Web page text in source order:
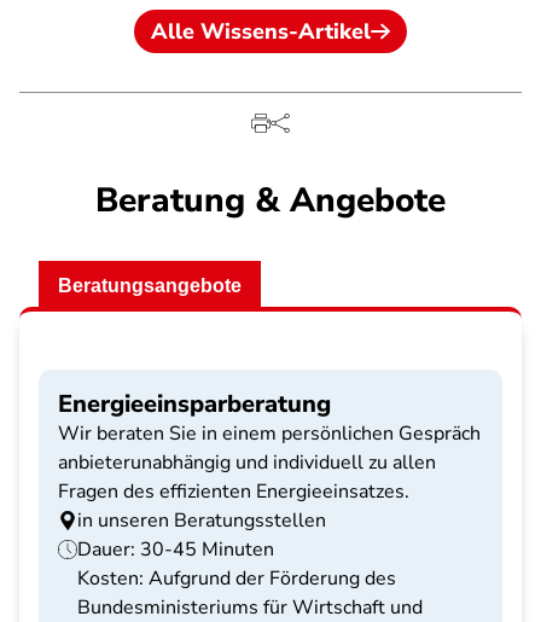
Alle Wissens-Artikel
Beratung & Angebote
Beratungsangebote
Energieeinsparberatung
Wir beraten Sie in einem persönlichen Gespräch
anbieterunabhängig und individuell zu allen
Fragen des effizienten Energieeinsatzes.
in unseren Beratungsstellen
Dauer: 30-45 Minuten
Kosten: Aufgrund der Förderung des
Bundesministeriums für Wirtschaft und